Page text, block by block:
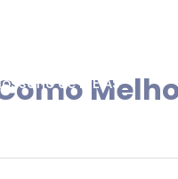
de IDEIAS